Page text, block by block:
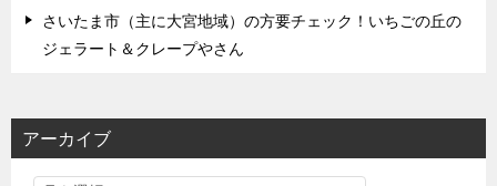
さいたま市（主に大宮地域）の方要チェック！いちごの丘の
ジェラート＆クレープやさん
アーカイブ